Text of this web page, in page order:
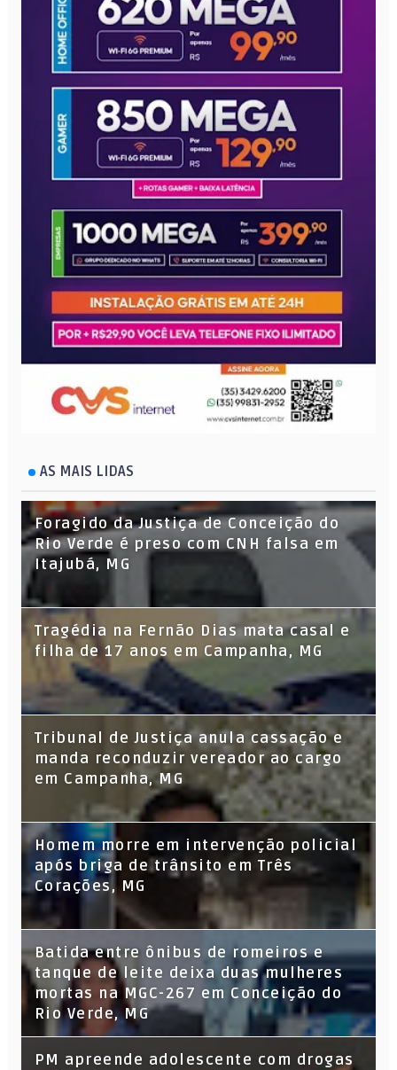
AS MAIS LIDAS
Foragido da Justiça de Conceição do
Rio Verde é preso com CNH falsa em
Itajubá, MG
Tragédia na Fernão Dias mata casal e
filha de 17 anos em Campanha, MG
Tribunal de Justiça anula cassação e
manda reconduzir vereador ao cargo
em Campanha, MG
Homem morre em intervenção policial
após briga de trânsito em Três
Corações, MG
Batida entre ônibus de romeiros e
tanque de leite deixa duas mulheres
mortas na MGC-267 em Conceição do
Rio Verde, MG
PM apreende adolescente com drogas